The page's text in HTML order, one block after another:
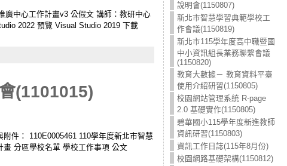
廣中心工作計畫v3 公假文 講師：教研中心
2022 預覽 Visual Studio 2019 下載
(1101015)
件： 110E0005461 110學年度新北市智慧
畫 分區學校名單 學校工作事項 公文
說明會(1150807)
新北市智慧學習典範學校工
作會議(1150819)
新北市115學年度高中職暨國
中小資訊組長業務聯繫會議
(1150820)
教育大數據－ 教育資料平臺
使用介紹研習(1150805)
校園網站管理系統 R-page
2.0 基礎實作(1150805)
碧華國小115學年度新進教師
資訊研習(1150803)
資訊工作日誌(115年8月份)
校園網路基礎架構(1150812)